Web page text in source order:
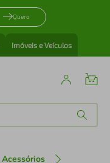
Quero
Imóveis e Veículos
Acessórios